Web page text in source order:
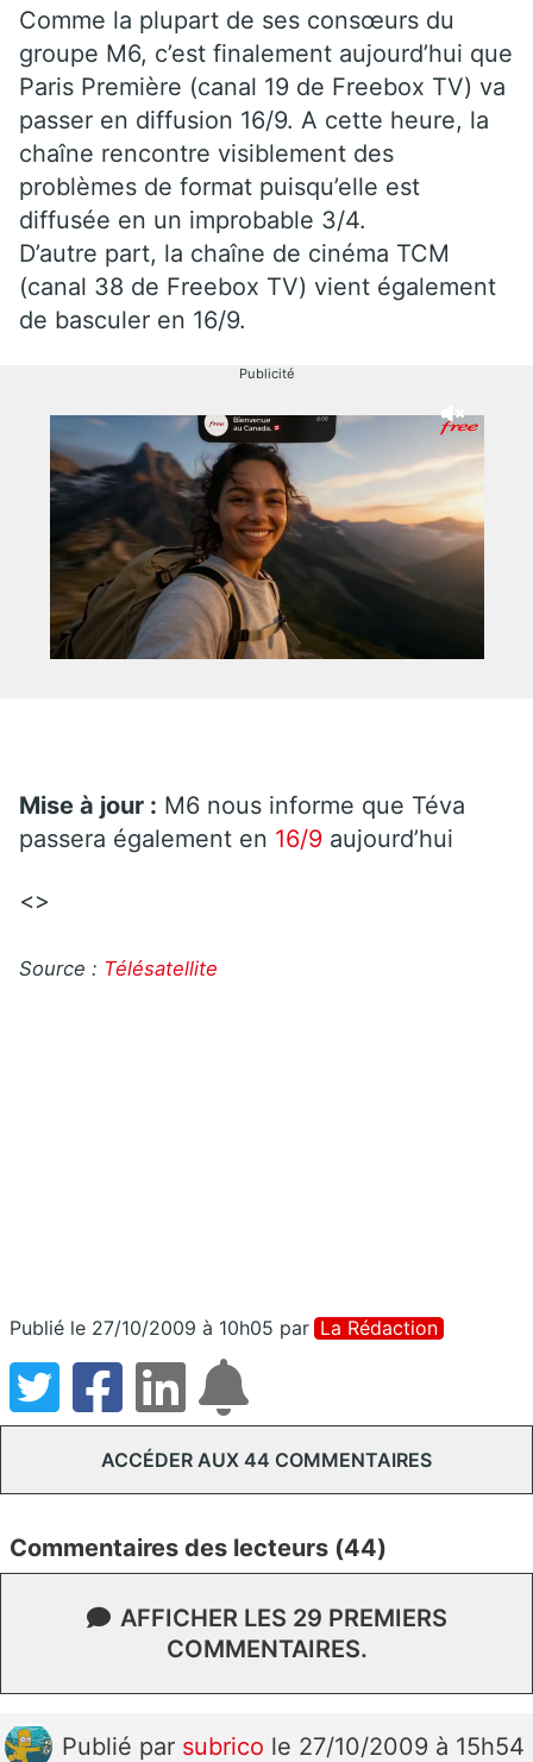
Comme la plupart de ses consœurs du
groupe M6, c’est finalement aujourd’hui que
Paris Première (canal 19 de Freebox TV) va
passer en diffusion 16/9. A cette heure, la
chaîne rencontre visiblement des
problèmes de format puisqu’elle est
diffusée en un improbable 3/4.
D’autre part, la chaîne de cinéma TCM
(canal 38 de Freebox TV) vient également
de basculer en 16/9.
Publicité
Mise à jour : M6 nous informe que Téva
passera également en 16/9 aujourd’hui
<>
Source : Télésatellite
Publié le 27/10/2009 à 10h05 par La Rédaction
ACCÉDER AUX 44 COMMENTAIRES
Commentaires des lecteurs (44)
AFFICHER LES 29 PREMIERS
COMMENTAIRES.
Publié par subrico le 27/10/2009 à 15h54